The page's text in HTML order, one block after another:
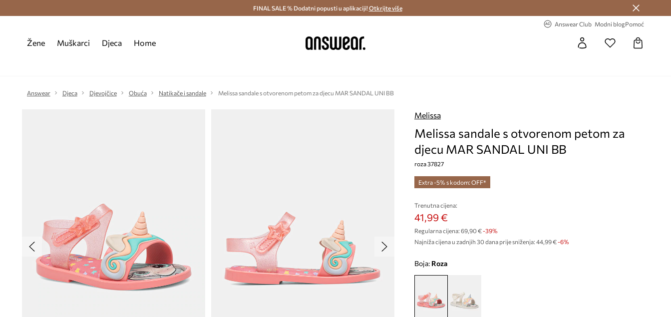
Besplatna dostava i povrat (od 70€) > Dostava u roku 48 sati >
FINAL SALE % Dodatni popusti u aplikaciji!Otkrijte više
Answear Club Modni blogPomoć
Žene Muškarci Djeca Home
Answear Djeca Djevojčice Obuća Natikače i sandale Melissa sandale s otvorenom petom za djecu MAR SANDAL UNI BB
Melissa
Melissa sandale s otvorenom petom za
djecu MAR SANDAL UNI BB
roza 37827
Extra -5% s kodom: OFF*
Trenutna cijena:
41,99 €
Regularna cijena: 69,90 €-39%
Najniža cijena u zadnjih 30 dana prije sniženja: 44,99 € -6%
Boja: roza